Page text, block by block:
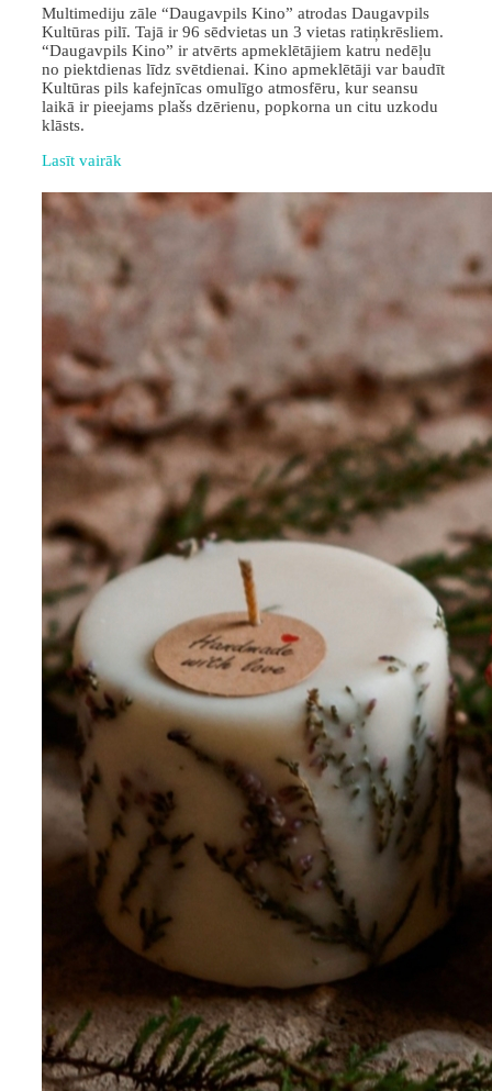
Multimediju zāle “Daugavpils Kino” atrodas Daugavpils
Kultūras pilī. Tajā ir 96 sēdvietas un 3 vietas ratiņkrēsliem.
“Daugavpils Kino” ir atvērts apmeklētājiem katru nedēļu
no piektdienas līdz svētdienai. Kino apmeklētāji var baudīt
Kultūras pils kafejnīcas omulīgo atmosfēru, kur seansu
laikā ir pieejams plašs dzērienu, popkorna un citu uzkodu
klāsts.
Lasīt vairāk